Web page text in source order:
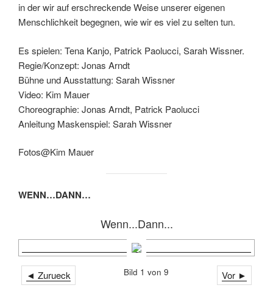
in der wir auf erschreckende Weise unserer eigenen
Menschlichkeit begegnen, wie wir es viel zu selten tun.
Es spielen: Tena Kanjo, Patrick Paolucci, Sarah Wissner.
Regie/Konzept: Jonas Arndt
Bühne und Ausstattung: Sarah Wissner
Video: Kim Mauer
Choreographie: Jonas Arndt, Patrick Paolucci
Anleitung Maskenspiel: Sarah Wissner
Fotos@Kim Mauer
WENN…DANN…
Wenn...Dann...
◄ Zurueck Vor ►
Bild 1 von 9